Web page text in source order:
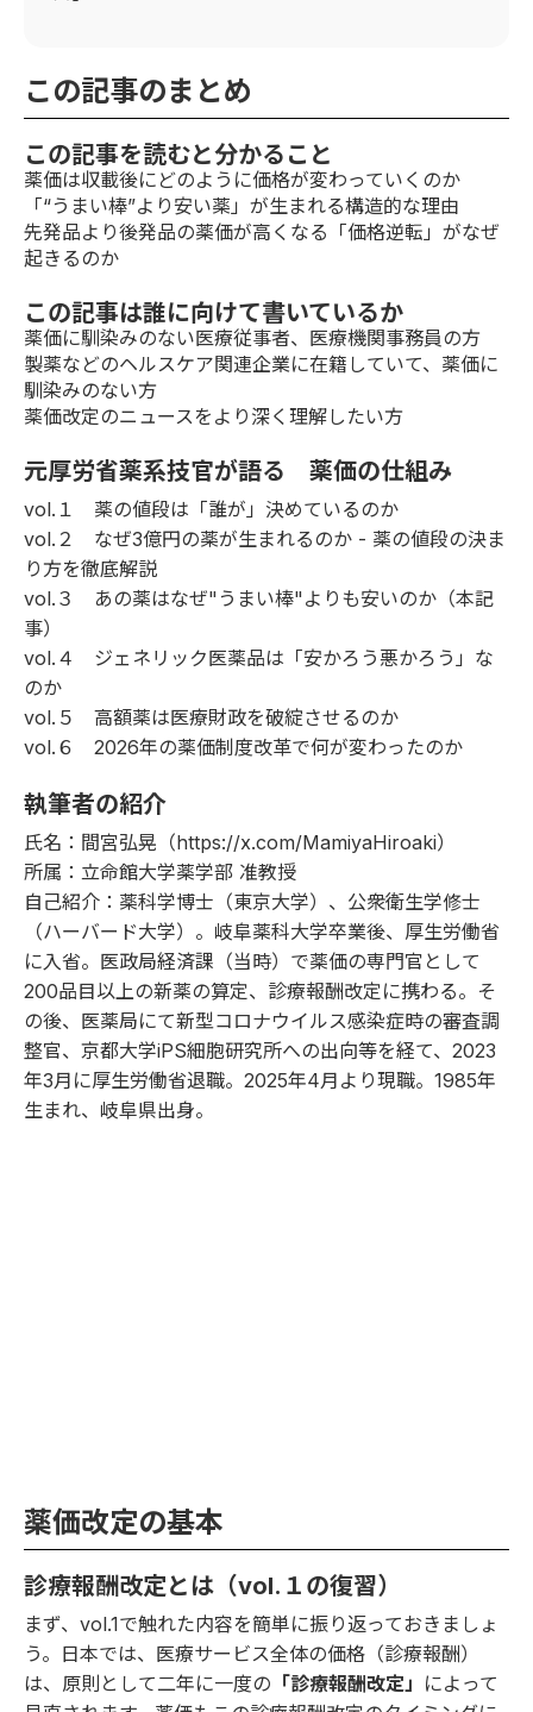
この記事のまとめ
この記事を読むと分かること
薬価は収載後にどのように価格が変わっていくのか
「“うまい棒”より安い薬」が生まれる構造的な理由
先発品より後発品の薬価が高くなる「価格逆転」がなぜ
起きるのか
この記事は誰に向けて書いているか
薬価に馴染みのない医療従事者、医療機関事務員の方
製薬などのヘルスケア関連企業に在籍していて、薬価に
馴染みのない方
薬価改定のニュースをより深く理解したい方
元厚労省薬系技官が語る 薬価の仕組み
vol.１
薬の値段は「誰が」決めているのか
vol.２
なぜ3億円の薬が生まれるのか - 薬の値段の決ま
り方を徹底解説
vol.３
あの薬はなぜ"うまい棒"よりも安いのか（本記
事）
vol.４
ジェネリック医薬品は「安かろう悪かろう」な
のか
vol.５
高額薬は医療財政を破綻させるのか
vol.６
2026年の薬価制度改革で何が変わったのか
執筆者の紹介
氏名：間宮弘晃（https://x.com/MamiyaHiroaki）
所属：立命館大学薬学部 准教授
自己紹介：薬科学博士（東京大学）、公衆衛生学修士
（ハーバード大学）。岐阜薬科大学卒業後、厚生労働省
に入省。医政局経済課（当時）で薬価の専門官として
200品目以上の新薬の算定、診療報酬改定に携わる。そ
の後、医薬局にて新型コロナウイルス感染症時の審査調
整官、京都大学iPS細胞研究所への出向等を経て、2023
年3月に厚生労働省退職。2025年4月より現職。1985年
生まれ、岐阜県出身。
薬価改定の基本
診療報酬改定とは（vol.１の復習）
まず、 vol.1で触れた内容を簡単に振り返っておきましょ
う。日本では、医療サービス全体の価格（診療報酬）
は、原則として二年に一度の 「診療報酬改定」 によって